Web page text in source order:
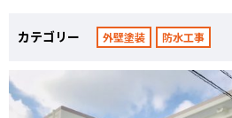
カテゴリー 外壁塗装 防水工事